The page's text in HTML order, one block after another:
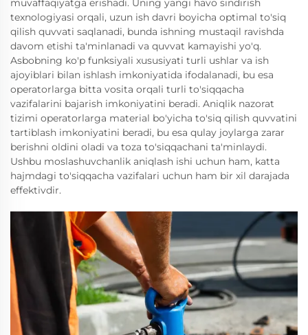
muvaffaqiyatga erishadi. Uning yangi havo sindirish
texnologiyasi orqali, uzun ish davri boyicha optimal to'siq
qilish quvvati saqlanadi, bunda ishning mustaqil ravishda
davom etishi ta'minlanadi va quvvat kamayishi yo'q.
Asbobning ko'p funksiyali xususiyati turli ushlar va ish
ajoyiblari bilan ishlash imkoniyatida ifodalanadi, bu esa
operatorlarga bitta vosita orqali turli to'siqqacha
vazifalarini bajarish imkoniyatini beradi. Aniqlik nazorat
tizimi operatorlarga material bo'yicha to'siq qilish quvvatini
tartiblash imkoniyatini beradi, bu esa qulay joylarga zarar
berishni oldini oladi va toza to'siqqachani ta'minlaydi.
Ushbu moslashuvchanlik aniqlash ishi uchun ham, katta
hajmdagi to'siqqacha vazifalari uchun ham bir xil darajada
effektivdir.